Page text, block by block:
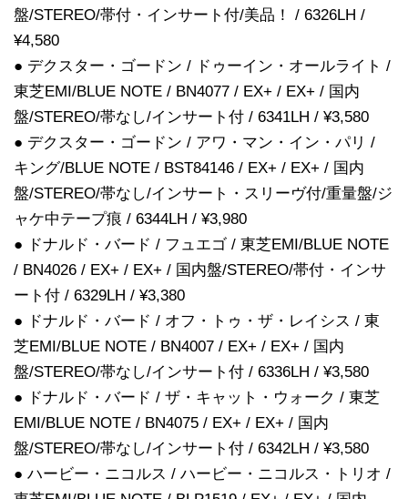
盤/STEREO/帯付・インサート付/美品！ / 6326LH /
¥4,580
● デクスター・ゴードン / ドゥーイン・オールライト /
東芝EMI/BLUE NOTE / BN4077 / EX+ / EX+ / 国内
盤/STEREO/帯なし/インサート付 / 6341LH / ¥3,580
● デクスター・ゴードン / アワ・マン・イン・パリ /
キング/BLUE NOTE / BST84146 / EX+ / EX+ / 国内
盤/STEREO/帯なし/インサート・スリーヴ付/重量盤/ジ
ャケ中テープ痕 / 6344LH / ¥3,980
● ドナルド・バード / フュエゴ / 東芝EMI/BLUE NOTE
/ BN4026 / EX+ / EX+ / 国内盤/STEREO/帯付・インサ
ート付 / 6329LH / ¥3,380
● ドナルド・バード / オフ・トゥ・ザ・レイシス / 東
芝EMI/BLUE NOTE / BN4007 / EX+ / EX+ / 国内
盤/STEREO/帯なし/インサート付 / 6336LH / ¥3,580
● ドナルド・バード / ザ・キャット・ウォーク / 東芝
EMI/BLUE NOTE / BN4075 / EX+ / EX+ / 国内
盤/STEREO/帯なし/インサート付 / 6342LH / ¥3,580
● ハービー・ニコルス / ハービー・ニコルス・トリオ /